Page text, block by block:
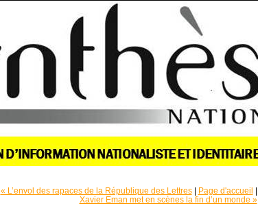
« L’envol des rapaces de la République des Lettres| Page d'accueil |
Xavier Eman met en scènes la fin d’un monde »